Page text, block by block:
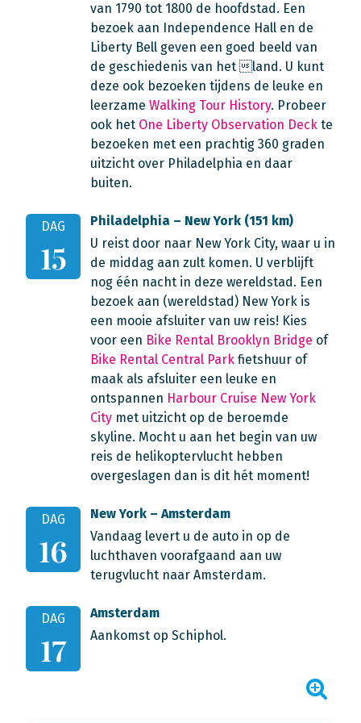
van 1790 tot 1800 de hoofdstad. Een
bezoek aan Independence Hall en de
Liberty Bell geven een goed beeld van
de geschiedenis van het land. U kunt
deze ook bezoeken tijdens de leuke en
leerzame Walking Tour History. Probeer
ook het One Liberty Observation Deck te
bezoeken met een prachtig 360 graden
uitzicht over Philadelphia en daar
buiten.
DAG
15
Philadelphia – New York (151 km)
U reist door naar New York City, waar u in
de middag aan zult komen. U verblijft
nog één nacht in deze wereldstad. Een
bezoek aan (wereldstad) New York is
een mooie afsluiter van uw reis! Kies
voor een Bike Rental Brooklyn Bridge of
Bike Rental Central Park fietshuur of
maak als afsluiter een leuke en
ontspannen Harbour Cruise New York
City met uitzicht op de beroemde
skyline. Mocht u aan het begin van uw
reis de helikoptervlucht hebben
overgeslagen dan is dit hét moment!
DAG
16
New York – Amsterdam
Vandaag levert u de auto in op de
luchthaven voorafgaand aan uw
terugvlucht naar Amsterdam.
DAG
17
Amsterdam
Aankomst op Schiphol.